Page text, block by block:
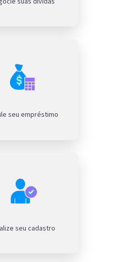
seu empréstimo
seu cadastro